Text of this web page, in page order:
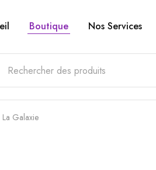
Boutique Nos Services
Galaxie